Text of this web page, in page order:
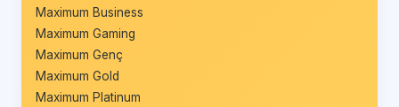
Maximum Business
Maximum Gaming
Maximum Genç
Maximum Gold
Maximum Platinum